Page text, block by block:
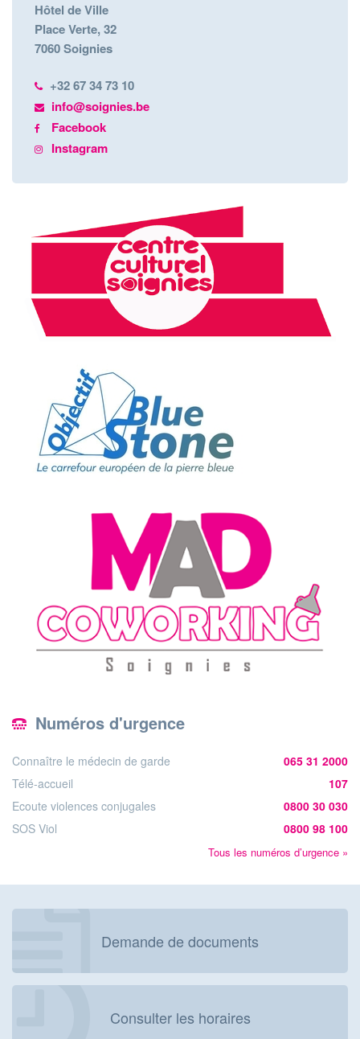
Hôtel de Ville
Place Verte, 32
7060 Soignies
+32 67 34 73 10
info@soignies.be
Facebook
Instagram
Numéros d'urgence
Connaître le médecin de garde
065 31 2000
Télé-accueil
107
Ecoute violences conjugales
0800 30 030
SOS Viol
0800 98 100
Tous les numéros d’urgence »
Demande de documents
Consulter les horaires